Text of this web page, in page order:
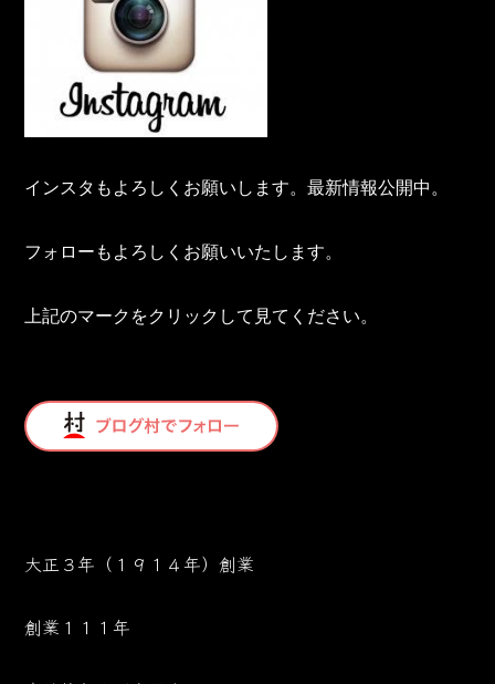
インスタもよろしくお願いします。最新情報公開中。
フォローもよろしくお願いいたします。
上記のマークをクリックして見てください。
大正３年（１９１４年）創業
創業１１１年